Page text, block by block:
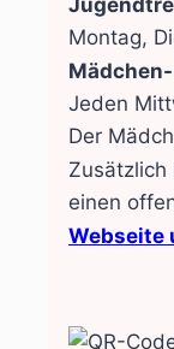
Montag,
Jeden
Der
Zusätzlich
einen
Webseite